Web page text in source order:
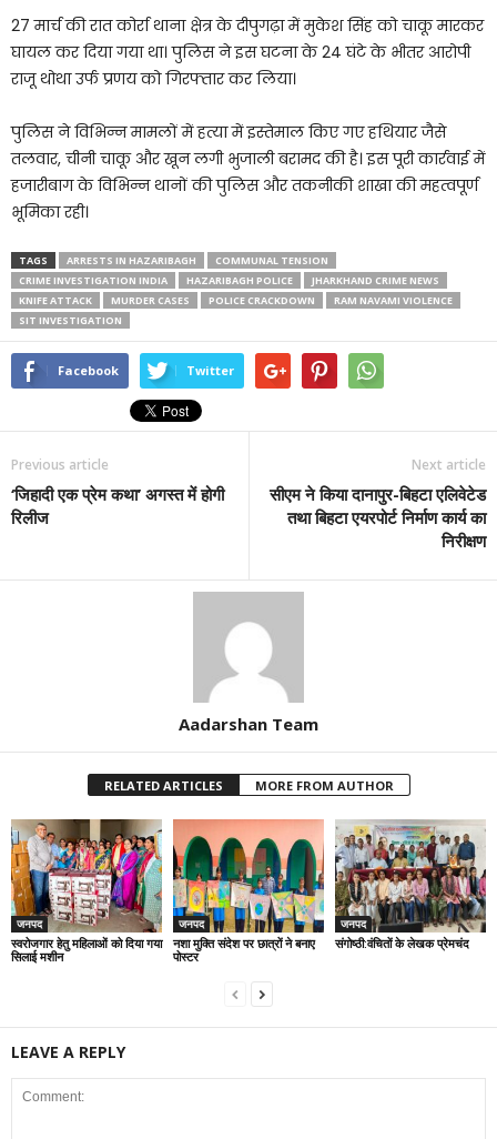
27 मार्च की रात कोर्रा थाना क्षेत्र के दीपुगढ़ा में मुकेश सिंह को चाकू मारकर
घायल कर दिया गया था। पुलिस ने इस घटना के 24 घंटे के भीतर आरोपी
राजू थोथा उर्फ प्रणय को गिरफ्तार कर लिया।
पुलिस ने विभिन्न मामलों में हत्या में इस्तेमाल किए गए हथियार जैसे
तलवार, चीनी चाकू और खून लगी भुजाली बरामद की है। इस पूरी कार्रवाई में
हजारीबाग के विभिन्न थानों की पुलिस और तकनीकी शाखा की महत्वपूर्ण
भूमिका रही।
TAGS ARRESTS IN HAZARIBAGH
COMMUNAL TENSION
CRIME INVESTIGATION INDIA
HAZARIBAGH POLICE
JHARKHAND CRIME NEWS
KNIFE ATTACK
MURDER CASES POLICE CRACKDOWN
RAM NAVAMI VIOLENCE
SIT INVESTIGATION
Facebook Twitter
Previous article
‘जिहादी एक प्रेम कथा’ अगस्त में होगी
रिलीज
Next article
सीएम ने किया दानापुर-बिहटा एलिवेटेड
तथा बिहटा एयरपोर्ट निर्माण कार्य का
निरीक्षण
Aadarshan Team
RELATED ARTICLES MORE FROM AUTHOR
जनपद
स्वरोजगार हेतु महिलाओं को दिया गया
सिलाई मशीन
जनपद
नशा मुक्ति संदेश पर छात्रों ने बनाए
पोस्टर
जनपद
संगोष्ठी:वंचितों के लेखक प्रेमचंद
LEAVE A REPLY